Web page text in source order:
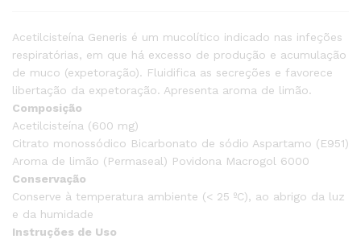
Acetilcisteína Generis é um mucolítico indicado nas infeções
respiratórias, em que há excesso de produção e acumulação
de muco (expetoração). Fluidifica as secreções e favorece
libertação da expetoração. Apresenta aroma de limão.
Composição
Acetilcisteína (600 mg)
Citrato monossódico Bicarbonato de sódio Aspartamo (E951)
Aroma de limão (Permaseal) Povidona Macrogol 6000
Conservação
Conserve à temperatura ambiente (< 25 ºC), ao abrigo da luz
e da humidade
Instruções de Uso